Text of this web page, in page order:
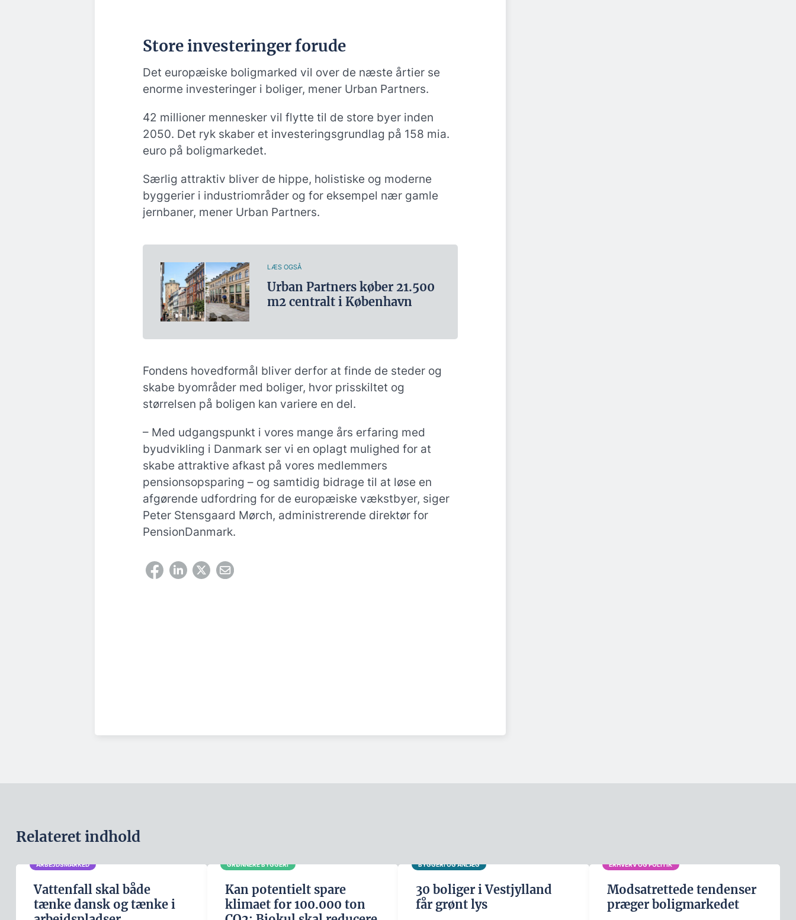
Store investeringer forude
Det europæiske boligmarked vil over de næste årtier se
enorme investeringer i boliger, mener Urban Partners.
42 millioner mennesker vil flytte til de store byer inden
2050. Det ryk skaber et investeringsgrundlag på 158 mia.
euro på boligmarkedet.
Særlig attraktiv bliver de hippe, holistiske og moderne
byggerier i industriområder og for eksempel nær gamle
jernbaner, mener Urban Partners.
LÆS OGSÅ
Urban Partners køber 21.500
m2 centralt i København
Fondens hovedformål bliver derfor at finde de steder og
skabe byområder med boliger, hvor prisskiltet og
størrelsen på boligen kan variere en del.
– Med udgangspunkt i vores mange års erfaring med
byudvikling i Danmark ser vi en oplagt mulighed for at
skabe attraktive afkast på vores medlemmers
pensionsopsparing – og samtidig bidrage til at løse en
afgørende udfordring for de europæiske vækstbyer, siger
Peter Stensgaard Mørch, administrerende direktør for
PensionDanmark.
Relateret indhold
ARBEJDSMARKED
Vattenfall skal både
tænke dansk og tænke i
GRØNNERE BYGGERI
Kan potentielt spare
klimaet for 100.000 ton
BYGGERI OG ANLÆG
30 boliger i Vestjylland
får grønt lys
ERHVERV OG POLITIK
Modsatrettede tendenser
præger boligmarkedet